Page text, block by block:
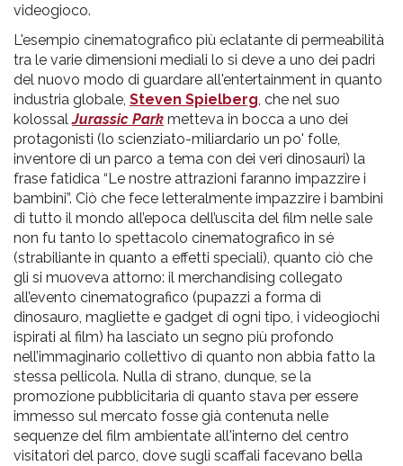
videogioco.
L'esempio cinematografico più eclatante di permeabilità
tra le varie dimensioni mediali lo si deve a uno dei padri
del nuovo modo di guardare all'entertainment in quanto
industria globale, Steven Spielberg, che nel suo
kolossalJurassic Park metteva in bocca a uno dei
protagonisti (lo scienziato-miliardario un po' folle,
inventore di un parco a tema con dei veri dinosauri) la
frase fatidica “Le nostre attrazioni faranno impazzire i
bambini”. Ciò che fece letteralmente impazzire i bambini
di tutto il mondo all’epoca dell’uscita del film nelle sale
non fu tanto lo spettacolo cinematografico in sé
(strabiliante in quanto a effetti speciali), quanto ciò che
gli si muoveva attorno: il merchandising collegato
all’evento cinematografico (pupazzi a forma di
dinosauro, magliette e gadget di ogni tipo, i videogiochi
ispirati al film) ha lasciato un segno più profondo
nell’immaginario collettivo di quanto non abbia fatto la
stessa pellicola. Nulla di strano, dunque, se la
promozione pubblicitaria di quanto stava per essere
immesso sul mercato fosse già contenuta nelle
sequenze del film ambientate all'interno del centro
visitatori del parco, dove sugli scaffali facevano bella